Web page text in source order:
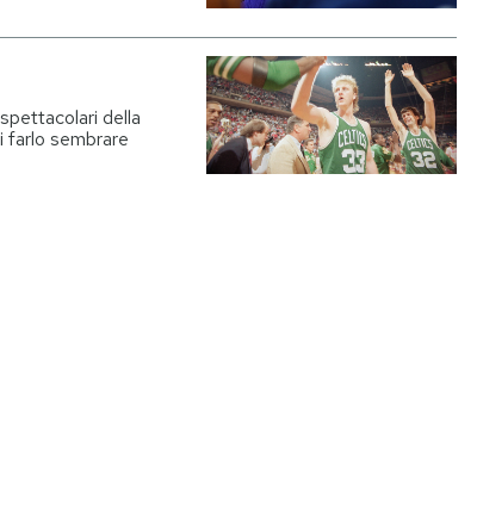
della
farlo sembrare